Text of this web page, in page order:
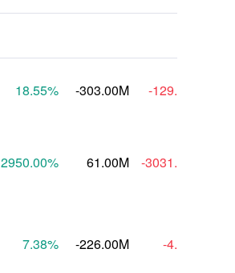
18.55% -303.00M -129.67
2950.00% 61.00M -3031.25
7.38% -226.00M -4.85